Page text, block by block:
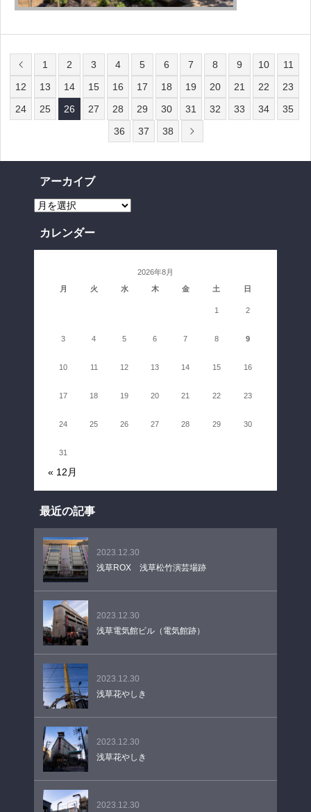
1 2 3 4 5 6 7 8 9 10
11
12
13 14 15 16 17 18 19 20 21 22
23
24
25 26 27 28 29 30 31 32 33 34
35
36
37 38
アーカイブ
ア
ー
イ
ブ
カレンダー
2026年8月
月
火 水 木 金 土 日
1 2
3 4 5 6 7 8 9
10 11 12 13 14 15 16
17 18 19 20 21 22 23
24 25 26 27 28 29 30
31
« 12月
最近の記事
2023.12.30
浅草ROX 浅草松竹演芸場跡
2023.12.30
浅草電気館ビル（電気館跡）
2023.12.30
浅草花やしき
2023.12.30
浅草花やしき
2023.12.30